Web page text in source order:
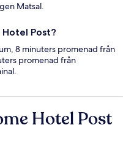
Matsal.
Post?
8 minuters promenad från
promenad från
Hotel Post